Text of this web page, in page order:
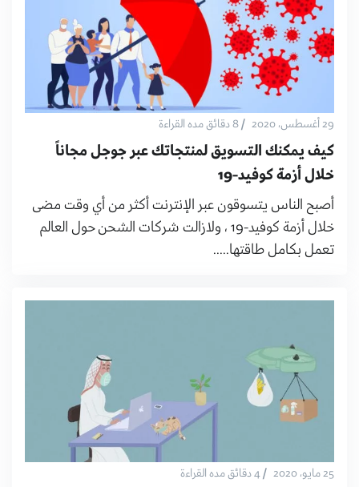
29 أغسطس، 2020 /8 دقائق مده القراءة
كيف يمكنك التسويق لمنتجاتك عبر جوجل مجاناً
خلال أزمة كوفيد-19
أصبح الناس يتسوقون عبر الإنترنت أكثر من أي وقت مضى
خلال أزمة كوفيد-19 ، ولازالت شركات الشحن حول العالم
تعمل بكامل طاقتها.....
25 مايو، 2020 /4 دقائق مده القراءة